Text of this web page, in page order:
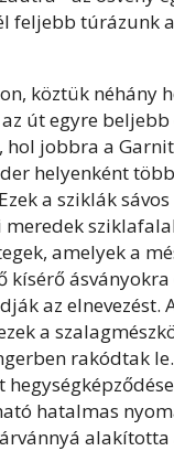
feljebb túrázunk
köztük néhány
út egyre
hol jobbra a
helyenként
a sziklák sávos
amelyek a
kísérő
az elnevezést.
a
rakódtak
hatalmas
alakította